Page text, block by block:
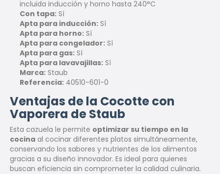
incluida inducción y horno hasta 240°C
Con tapa: Sí
Apta para inducción: Sí
Apta para horno: Sí
Apta para congelador: Sí
Apta para gas: Sí
Apta para lavavajillas: Sí
Marca: Staub
Referencia: 40510-601-0
Ventajas de la Cocotte con
Vaporera de Staub
Esta cazuela le permite optimizar su tiempo en la
cocina al cocinar diferentes platos simultáneamente,
conservando los sabores y nutrientes de los alimentos
gracias a su diseño innovador. Es ideal para quienes
buscan eficiencia sin comprometer la calidad culinaria.